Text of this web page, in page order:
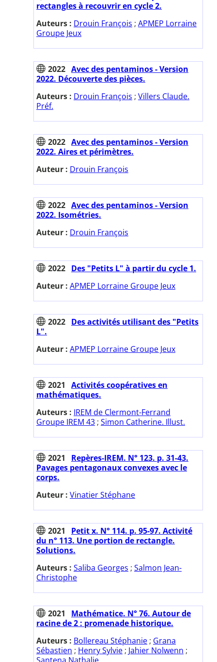
rectangles à recouvrir en cycle 2.
Auteurs : Drouin François ; APMEP Lorraine
Groupe Jeux
2022 Avec des pentaminos - Version
2022. Découverte des pièces.
Auteurs : Drouin François ; Villers Claude.
Préf.
2022 Avec des pentaminos - Version
2022. Aires et périmètres.
Auteur : Drouin François
2022 Avec des pentaminos - Version
2022. Isométries.
Auteur : Drouin François
2022 Des "Petits L" à partir du cycle 1.
Auteur : APMEP Lorraine Groupe Jeux
2022 Des activités utilisant des "Petits
L".
Auteur : APMEP Lorraine Groupe Jeux
2021
Activités coopératives en
mathématiques.
Auteurs : IREM de Clermont-Ferrand
Groupe IREM 43 ; Simon Catherine. Illust.
2021
Repères-IREM. N° 123. p. 31-43.
Pavages pentagonaux convexes avec le
corps.
Auteur : Vinatier Stéphane
2021
Petit x. N° 114. p. 95-97. Activité
du n° 113. Une portion de rectangle.
Solutions.
Auteurs : Saliba Georges ; Salmon Jean-
Christophe
2021
Mathématice. N° 76. Autour de
racine de 2 : promenade historique.
Auteurs : Bollereau Stéphanie ; Grana
Sébastien ; Henry Sylvie ; Jahier Nolwenn ;